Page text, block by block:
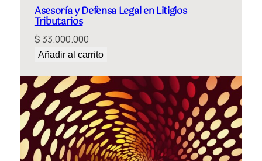
Asesoría y Defensa Legal en Litigios
Tributarios
$33.000.000
Añadir al carrito